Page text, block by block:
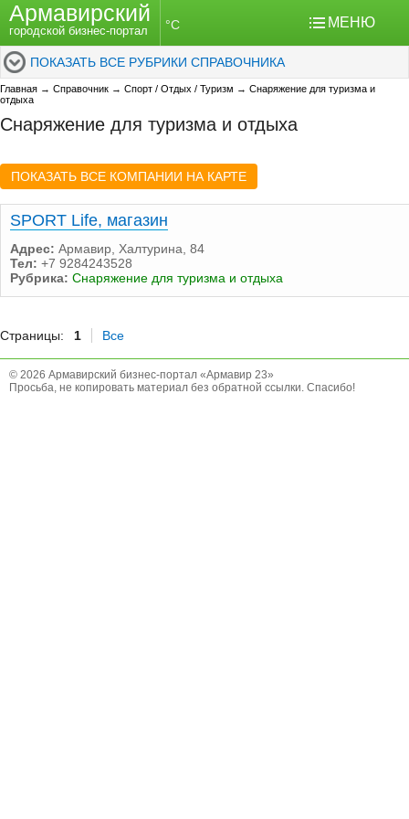
Армавирский
городской бизнес-портал °C МЕНЮ
ПОКАЗАТЬ ВСЕ РУБРИКИ СПРАВОЧНИКА
Главная → Справочник → Спорт / Отдых / Туризм → Снаряжение для туризма и
отдыха
Снаряжение для туризма и отдыха
ПОКАЗАТЬ ВСЕ КОМПАНИИ НА КАРТЕ
SPORT Life, магазин
Адрес: Армавир, Халтурина, 84
Тел: +7 9284243528
Рубрика: Снаряжение для туризма и отдыха
Страницы: 1 Все
© 2026 Армавирский бизнес-портал «Армавир 23»
Просьба, не копировать материал без обратной ссылки. Спасибо!